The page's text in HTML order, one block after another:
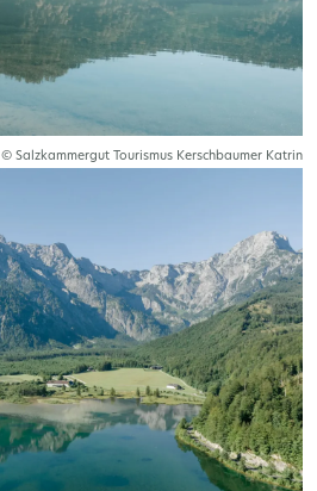
© Salzkammergut Tourismus Kerschbaumer Katrin